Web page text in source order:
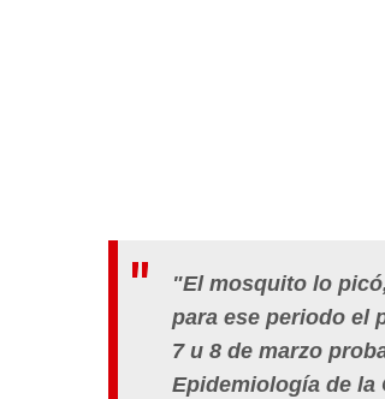
"El mosquito lo
para ese periodo el
7 u 8 de marzo
Epidemiología de la